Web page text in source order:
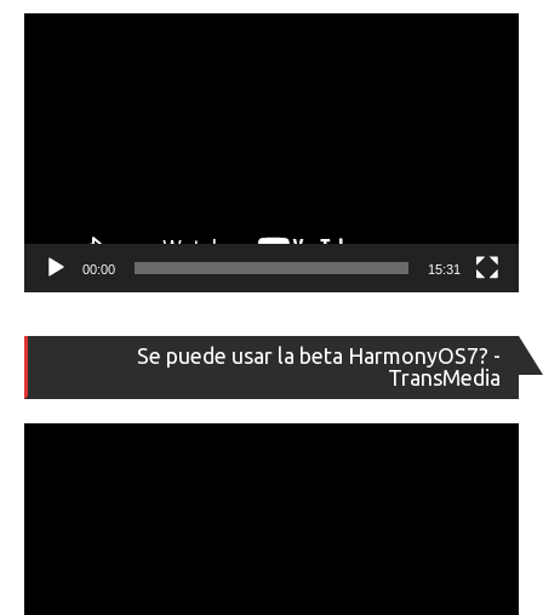
00:00 15:31
Se puede usar la beta HarmonyOS7? -
TransMedia
de